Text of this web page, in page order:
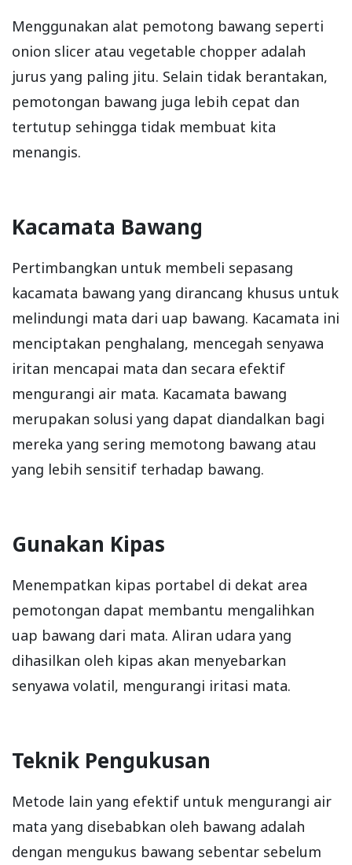
Menggunakan alat pemotong bawang seperti
onion slicer atau vegetable chopper adalah
jurus yang paling jitu. Selain tidak berantakan,
pemotongan bawang juga lebih cepat dan
tertutup sehingga tidak membuat kita
menangis.
Kacamata Bawang
Pertimbangkan untuk membeli sepasang
kacamata bawang yang dirancang khusus untuk
melindungi mata dari uap bawang. Kacamata ini
menciptakan penghalang, mencegah senyawa
iritan mencapai mata dan secara efektif
mengurangi air mata. Kacamata bawang
merupakan solusi yang dapat diandalkan bagi
mereka yang sering memotong bawang atau
yang lebih sensitif terhadap bawang.
Gunakan Kipas
Menempatkan kipas portabel di dekat area
pemotongan dapat membantu mengalihkan
uap bawang dari mata. Aliran udara yang
dihasilkan oleh kipas akan menyebarkan
senyawa volatil, mengurangi iritasi mata.
Teknik Pengukusan
Metode lain yang efektif untuk mengurangi air
mata yang disebabkan oleh bawang adalah
dengan mengukus bawang sebentar sebelum